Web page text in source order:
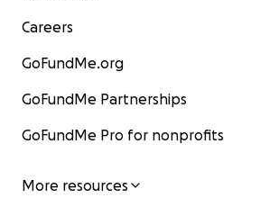
Careers
GoFundMe.org
GoFundMe Partnerships
GoFundMe Pro for nonprofits
More resources